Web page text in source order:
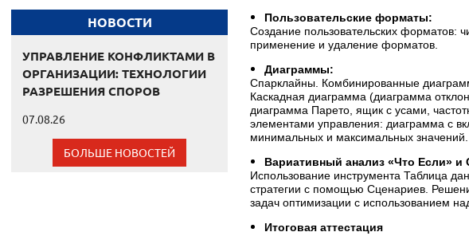
НОВОСТИ
УПРАВЛЕНИЕ КОНФЛИКТАМИ В
ОРГАНИЗАЦИИ: ТЕХНОЛОГИИ
РАЗРЕШЕНИЯ СПОРОВ
07.08.26
БОЛЬШЕ НОВОСТЕЙ
Пользовательские форматы:
Создание пользовательских форматов:
применение и удаление форматов.
Диаграммы:
Спарклайны. Комбинированные
Каскадная диаграмма (диаграмма
диаграмма Парето, ящик с усами,
элементами управления: диаграмма с
минимальных и максимальных значений.
Вариативный анализ «Что Если» и
Использование инструмента Таблица
стратегии с помощью Сценариев.
задач оптимизации с использованием
Итоговая аттестация